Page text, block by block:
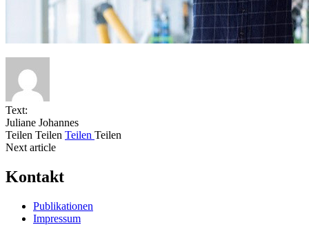
Text:
Juliane Johannes
Teilen Teilen Teilen Teilen
Next article
Kontakt
Publikationen
Impressum